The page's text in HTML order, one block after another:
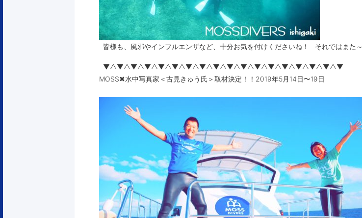
皆様も、風邪やインフルエンザなど、十分お気を付けくださいね！ それではまた～
▼△▼△▼△▼△▼△▼△▼△▼△▼△▼△▼△▼△▼△▼△▼△▼△▼△▼
MOSS✖︎水中写真家＜古見きゅう氏＞取材決定！！2019年5月14日〜19日